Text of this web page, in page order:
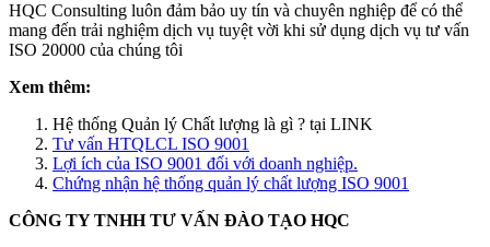
HQC Consulting luôn đảm bảo uy tín và chuyên nghiệp để có thể
mang đến trải nghiệm dịch vụ tuyệt vời khi sử dụng dịch vụ tư vấn
ISO 20000 của chúng tôi
Xem thêm:
Hệ thống Quản lý Chất lượng là gì ? tại LINK
Tư vấn HTQLCL ISO 9001
Lợi ích của ISO 9001 đối với doanh nghiệp.
Chứng nhận hệ thống quản lý chất lượng ISO 9001
CÔNG TY TNHH TƯ VẤN ĐÀO TẠO HQC